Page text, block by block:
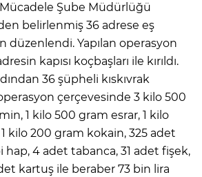
Şube Müdürlüğü
belirlenmiş 36 adrese eş
düzenlendi. Yapılan operasyon
kapısı koçbaşları ile kırıldı.
36 şüpheli kıskıvrak
çerçevesinde 3 kilo 500
1 kilo 500 gram esrar, 1 kilo
kilo 200 gram kokain, 325 adet
4 adet tabanca, 31 adet fişek,
kartuş ile beraber 73 bin lira